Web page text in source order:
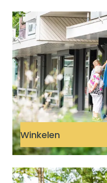
Winkelen
W
i
n
k
e
e
n
F